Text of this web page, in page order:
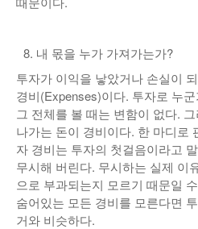
내 몫을 누가 가져가는가?
투자가 이익을 낳았거나 손실이
경비(Expenses)이다. 투자로 누
그 전체를 볼 때는 변함이 없다.
나가는 돈이 경비이다. 한 마디로
자 경비는 투자의 첫걸음이라고
무시해 버린다. 무시하는 실제 이
으로 부과되는지 모르기 때문일
숨어있는 모든 경비를 모른다면
거와 비슷하다.